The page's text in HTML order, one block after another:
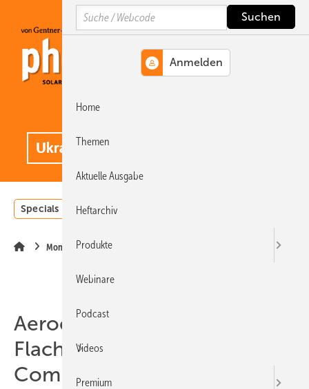
Hauptinhalt
Hauptmenü
SiteSearch
Specials Einstrahlungsatlas
Montage
Aerocompact präsentiert
Flachdachsystem
Compactflat SN Fast
Search
Home
Themen
Aktuelle Ausgabe
Heftarchiv
Produkte
Webinare
Podcast
Videos
Premium